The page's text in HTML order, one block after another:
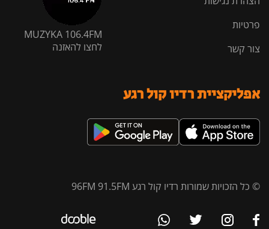
פרטיות
צור קשר
MUZYKA 106.4FM
לחצו להאזנה
אפליקציית רדיו קול רגע
© כל הזכויות שמורות רדיו קול רגע 96FM 91.5FM